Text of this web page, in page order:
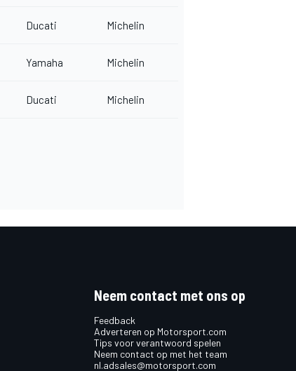
Ducati Michelin
Yamaha Michelin
Ducati Michelin
Neem contact met ons op
Feedback
Adverteren op Motorsport.com
Tips voor verantwoord spelen
Neem contact op met het team
nl.adsales@motorsport.com